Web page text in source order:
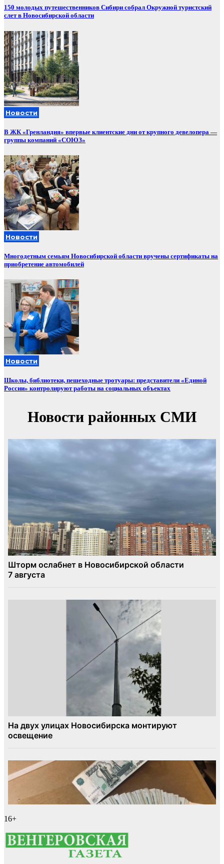
150 молодых путешественников Сибири собрал Окружной туристский
слет в Новосибирской области
Новости
В ЖК «Гренландия» впервые клиентские дни от крупного девелопера —
группы компаний «СОЮЗ»
Новости
Многодетным семьям Новосибирской области вручены сертификаты на
приобретение автомобилей
Новости
Школы, библиотеки, пешеходные тротуары: представители «Единой
России» контролируют работы на социальных объектах
16+